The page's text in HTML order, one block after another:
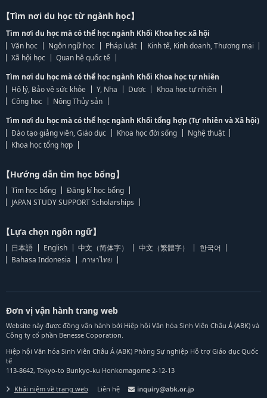
【Tìm nơi du học từ ngành học】
Tìm nơi du học mà có thể học ngành Khối Khoa học xã hội
Văn học
Ngôn ngữ học Pháp luật
Kinh tế, Kinh doanh, Thương mại
Xã hội học
Quan hệ quốc tế
Tìm nơi du học mà có thể học ngành Khối Khoa học tự nhiên
Hộ lý, Bảo vệ sức khỏe
Y, Nha Dược
Khoa học tự nhiên
Công học
Nông Thủy sản
Tìm nơi du học mà có thể học ngành Khối tổng hợp (Tự nhiên và Xã hội)
Đào tạo giảng viên, Giáo dục
Khoa học đời sống
Nghệ thuật
Khoa học tổng hợp
【Hướng dẫn tìm học bổng】
Tìm học bổng
Đăng kí học bổng
JAPAN STUDY SUPPORT Scholarships
【Lựa chọn ngôn ngữ】
日本語 English 中文（简体字） 中文（繁體字）
한국어
Bahasa Indonesia
ภาษาไทย
Đơn vị vận hành trang web
Website này được đồng vận hành bởi Hiệp hội Văn hóa Sinh Viên Châu Á (ABK) và
Công ty cổ phần Benesse Coporation.
Hiệp hội Văn hóa Sinh Viên Châu Á (ABK) Phòng Sự nghiệp Hỗ trợ Giáo dục Quốc
tế
113-8642, Tokyo-to Bunkyo-ku Honkomagome 2-12-13
Khái niệm về trang web Liên hệ